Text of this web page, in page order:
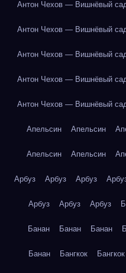
Антон Чехов — Вишнёвый
Антон Чехов — Вишнёвый
Антон Чехов — Вишнёвый
Антон Чехов — Вишнёвый
Антон Чехов — Вишнёвый
Апельсин Апельсин
Апельсин Апельсин
Арбуз Арбуз Арбуз
Арбуз Арбуз Арбуз
Банан Банан Банан
Банан Бангкок Бангкок